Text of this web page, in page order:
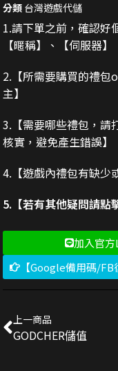
分類 台灣遊戲代儲
1.請下單之前，確認好
【暱稱】、【伺服器】
2. 【所需要購買的禮
主】
3. 【需要哪些禮包，
核實，避免產生錯誤】
4.【遊戲內禮包有缺少
5.【若有其他疑問請點
加入官方
【Google備用碼/
上一商品
GODCHER儲值